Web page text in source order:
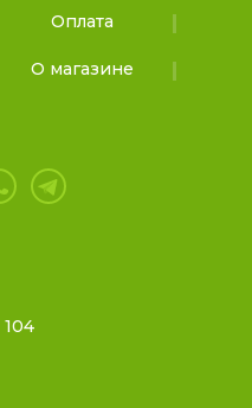
Оплата
О магазине
104